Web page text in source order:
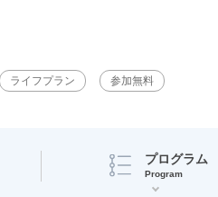
ライフプラン 参加無料
プログラム
Program